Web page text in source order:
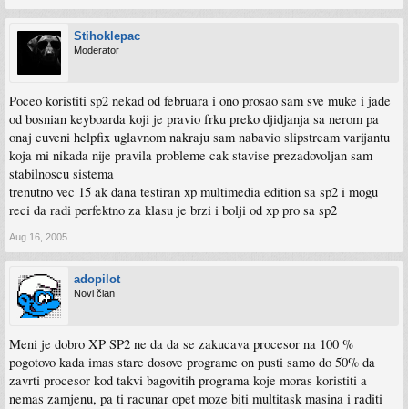
Stihoklepac
Moderator
Poceo koristiti sp2 nekad od februara i ono prosao sam sve muke i jade
od bosnian keyboarda koji je pravio frku preko djidjanja sa nerom pa
onaj cuveni helpfix uglavnom nakraju sam nabavio slipstream varijantu
koja mi nikada nije pravila probleme cak stavise prezadovoljan sam
stabilnoscu sistema
trenutno vec 15 ak dana testiran xp multimedia edition sa sp2 i mogu
reci da radi perfektno za klasu je brzi i bolji od xp pro sa sp2
Aug 16, 2005
adopilot
Novi član
Meni je dobro XP SP2 ne da da se zakucava procesor na 100 %
pogotovo kada imas stare dosove programe on pusti samo do 50% da
zavrti procesor kod takvi bagovitih programa koje moras koristiti a
nemas zamjenu, pa ti racunar opet moze biti multitask masina i raditi